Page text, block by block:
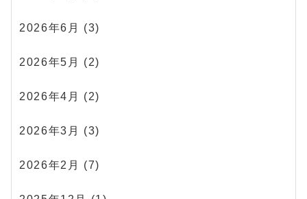
2026年6月 (3)
2026年5月 (2)
2026年4月 (2)
2026年3月 (3)
2026年2月 (7)